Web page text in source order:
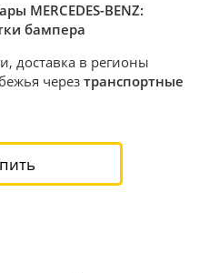
MERCEDES-BENZ:
бампера
доставка в регионы
черезтранспортные